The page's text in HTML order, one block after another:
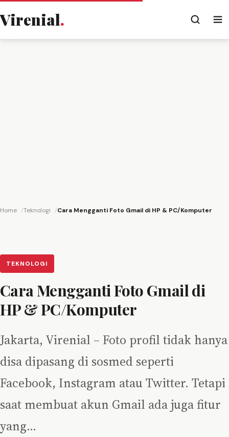
Virenial.
Home Teknologi Cara Mengganti Foto Gmail di HP & PC/Komputer
TEKNOLOGI
Cara Mengganti Foto Gmail di
HP & PC/Komputer
Jakarta, Virenial – Foto profil tidak hanya
disa dipasang di sosmed seperti
Facebook, Instagram atau Twitter. Tetapi
saat membuat akun Gmail ada juga fitur
yang…